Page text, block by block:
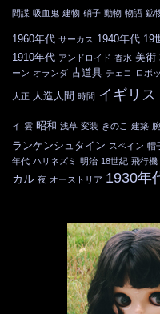
間諜 吸血鬼 建物 硝子 動物 物語 鉱
1960年代 サーカス 1940年代 19
1910年代 アンドロイド 香水 美術
ーン オランダ 古道具 チェコ ロボ
大正 人造人間 時間 イギリス
イ 雲 昭和 浅草 変装 きのこ 建築
ランケンシュタイン スペイン 帽
年代 ハリネズミ 明治 18世紀 飛行機
カル 夜 オーストリア 1930年